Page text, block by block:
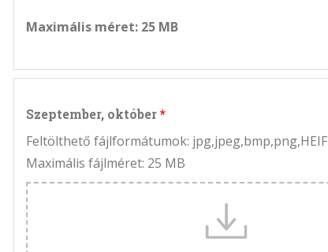
Maximális méret: 25 MB
Szeptember, október
Feltölthető fájlformátumok: jpg,jpeg,bmp,png,HEIF
Maximális fájlméret: 25 MB